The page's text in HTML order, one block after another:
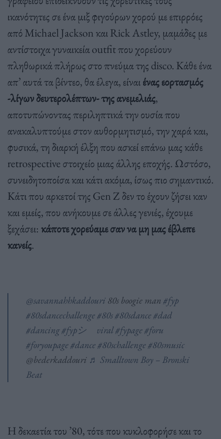
ικανότητες σε ένα μιξ φιγούρων χορού με επιρρόες
από Michael Jackson και Rick Astley, μαμάδες με
αντίστοιχα γυναικεία outfit που χορεύουν
πληθωρικά πλήρως στο πνεύμα της disco. Κάθε ένα
απ’ αυτά τα βίντεο, θα έλεγα, είναιένας εορτασμός
-λίγων δευτερολέπτων- της ανεμελιάς,
αποτυπώνοντας περιληπτικά την ουσία που
ανακαλυπτούμε στον αυθορμητισμό, την χαρά και,
φυσικά, τη διαρκή έλξη που ασκεί επάνω μας κάθε
retrospective στοιχείο μιας άλλης εποχής. Ωστόσο,
συνειδητοποίσα και κάτι ακόμα, ίσως πιο σημαντικό.
Κάτι που αρκετοί της Gen Z δεν το έχουν ζήσει καν
και εμείς, που ανήκουμε σε άλλες γενιές, έχουμε
ξεχάσει: κάποτε χορεύαμε σαν να μη μας έβλεπε
κανείς.
@savannahhkaddouri 80s boogie man #fyp
#80sdancechallenge#80s#80sdance#dad
#dancing#fypシ゚viral#fypage#foru
#foryoupage#dance#80schallenge#80smusic
@bederkaddouri ♬ Smalltown Boy – Bronski
Beat
Η δεκαετία του ’80, τότε που κυκλοφορήσε και το